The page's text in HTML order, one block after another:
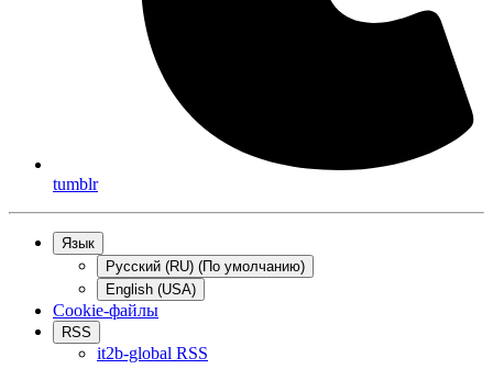
tumblr
Язык
Русский (RU) (По умолчанию)
English (USA)
Cookie-файлы
RSS
it2b-global RSS